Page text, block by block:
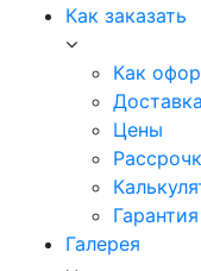
Как заказать
Как
Цены
Гарантия
Галерея